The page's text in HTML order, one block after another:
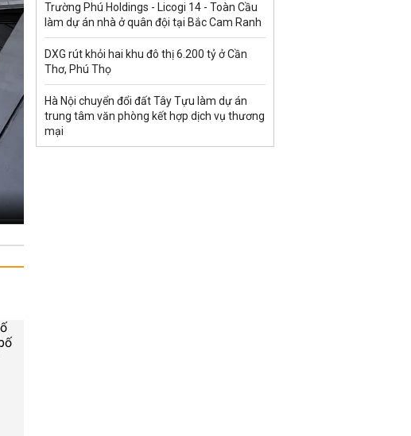
Trường Phú Holdings - Licogi 14 - Toàn Cầu
làm dự án nhà ở quân đội tại Bắc Cam Ranh
DXG rút khỏi hai khu đô thị 6.200 tỷ ở Cần
Thơ, Phú Thọ
Hà Nội chuyển đổi đất Tây Tựu làm dự án
trung tâm văn phòng kết hợp dịch vụ thương
mại